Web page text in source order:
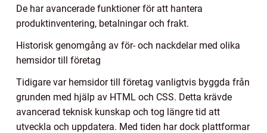
De har avancerade funktioner för att hantera
produktinventering, betalningar och frakt.
Historisk genomgång av för- och nackdelar med olika
hemsidor till företag
Tidigare var hemsidor till företag vanligtvis byggda från
grunden med hjälp av HTML och CSS. Detta krävde
avancerad teknisk kunskap och tog längre tid att
utveckla och uppdatera. Med tiden har dock plattformar